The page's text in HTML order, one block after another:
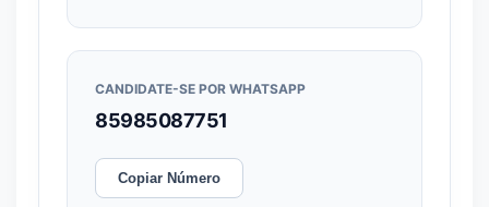
CANDIDATE-SE POR WHATSAPP
85985087751
Copiar Número